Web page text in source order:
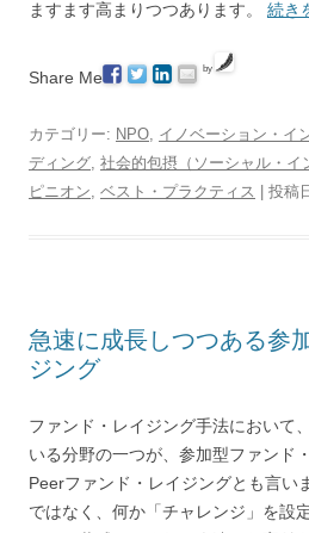
ますます高まりつつあります。 続き
Share Me by
カテゴリー: NPO, イノベーション・イ
ディング, 社会的包摂（ソーシャル・イ
ピニオン, ベスト・プラクティス | 投稿
急速に成長しつつある参
ジング
ファンド・レイジング手法において
いる分野の一つが、参加型ファンド
Peerファンド・レイジングとも言い
ではなく、何か「チャレンジ」を設